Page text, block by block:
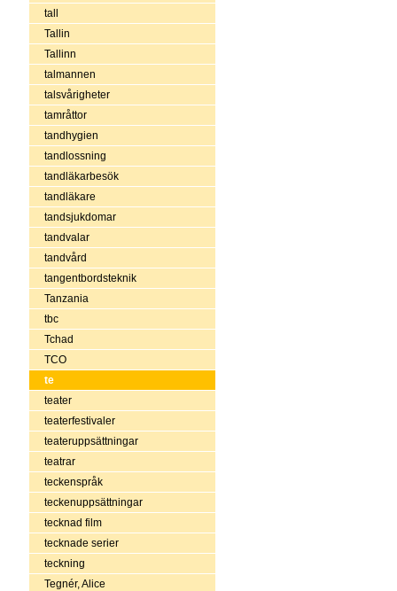
tall
Tallin
Tallinn
talmannen
talsvårigheter
tamråttor
tandhygien
tandlossning
tandläkarbesök
tandläkare
tandsjukdomar
tandvalar
tandvård
tangentbordsteknik
Tanzania
tbc
Tchad
TCO
te
teater
teaterfestivaler
teateruppsättningar
teatrar
teckenspråk
teckenuppsättningar
tecknad film
tecknade serier
teckning
Tegnér, Alice